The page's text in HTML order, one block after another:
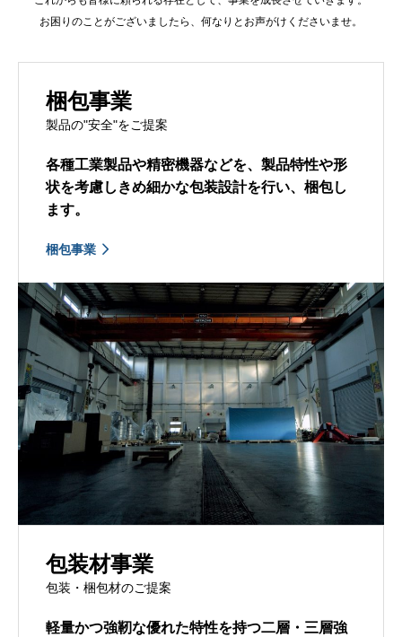
お困りのことがございましたら、何なりとお声がけくださいませ。
梱包事業
製品の"安全"をご提案
各種工業製品や精密機器などを、製品特性や形
状を考慮しきめ細かな包装設計を行い、梱包し
ます。
梱包事業
包装材事業
包装・梱包材のご提案
軽量かつ強靭な優れた特性を持つ二層・三層強